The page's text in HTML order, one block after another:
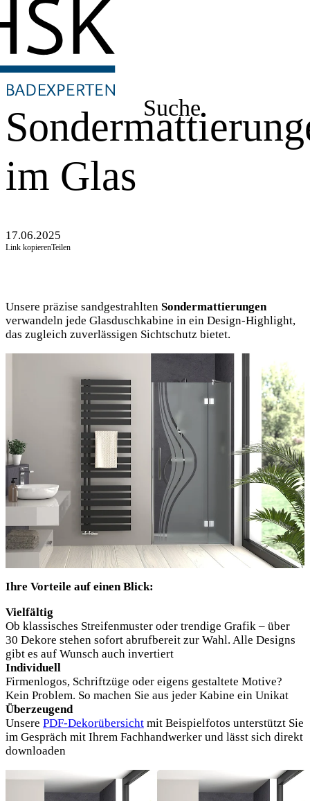
Suche
im Glas
17.06.2025
Link kopierenTeilen
Unsere präzise sandgestrahlten Sondermattierungen
verwandeln jede Glasduschkabine in ein Design-Highlight,
das zugleich zuverlässigen Sichtschutz bietet.
Ihre Vorteile auf einen Blick:
Vielfältig
Ob klassisches Streifenmuster oder trendige Grafik – über
30 Dekore stehen sofort abrufbereit zur Wahl. Alle Designs
gibt es auf Wunsch auch invertiert
Individuell
Firmenlogos, Schriftzüge oder eigens gestaltete Motive?
Kein Problem. So machen Sie aus jeder Kabine ein Unikat
Überzeugend
Unsere PDF-Dekorübersicht mit Beispielfotos unterstützt Sie
im Gespräch mit Ihrem Fachhandwerker und lässt sich direkt
downloaden